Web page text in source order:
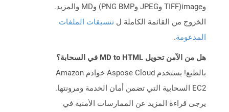
وimage(TIFF وJPEG وPNG BMP) وMD والمزيد.
الخروج من القائمة الكاملة ل تنسيقات الملفات
المدعومة.
هل من الآمن تحويل MD to HTML في السحابة؟
بالطبع! يستخدم Aspose Cloud خوادم Amazon
EC2 السحابية التي تضمن أمان الخدمة ومرونتها.
يرجى قراءة المزيد عن الممارسات الأمنية في